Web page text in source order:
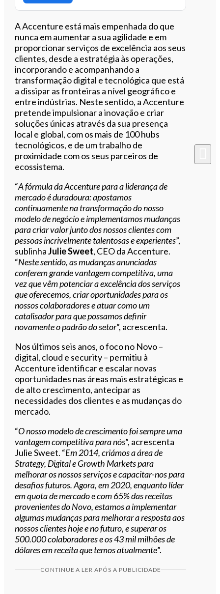
A Accenture está mais empenhada do que
nunca em aumentar a sua agilidade e em
proporcionar serviços de excelência aos seus
clientes, desde a estratégia às operações,
incorporando e acompanhando a
transformação digital e tecnológica que está
a dissipar as fronteiras a nível geográfico e
entre indústrias. Neste sentido, a Accenture
pretende impulsionar a inovação e criar
soluções únicas através da sua presença
local e global, com os mais de 100 hubs
tecnológicos, e de um trabalho de
proximidade com os seus parceiros de
ecossistema.
“A fórmula da Accenture para a liderança de
mercado é duradoura: apostamos
continuamente na transformação do nosso
modelo de negócio e implementamos mudanças
para criar valor junto dos nossos clientes com
pessoas incrivelmente talentosas e experientes”,
sublinhaJulie Sweet, CEO da Accenture.
“Neste sentido, as mudanças anunciadas
conferem grande vantagem competitiva, uma
vez que vêm potenciar a excelência dos serviços
que oferecemos, criar oportunidades para os
nossos colaboradores e atuar como um
catalisador para que possamos definir
novamente o padrão do setor”, acrescenta.
Nos últimos seis anos, o foco no Novo –
digital, cloud e security – permitiu à
Accenture identificar e escalar novas
oportunidades nas áreas mais estratégicas e
de alto crescimento, antecipar as
necessidades dos clientes e as mudanças do
mercado.
“O nosso modelo de crescimento foi sempre uma
vantagem competitiva para nós”, acrescenta
Julie Sweet. “Em 2014, criámos a área de
Strategy, Digital e Growth Markets para
melhorar os nossos serviços e capacitar-nos para
desafios futuros. Agora, em 2020, enquanto líder
em quota de mercado e com 65% das receitas
provenientes do Novo, estamos a implementar
algumas mudanças para melhorar a resposta aos
nossos clientes hoje e no futuro, e superar os
500.000 colaboradores e os 43 mil milhões de
dólares em receita que temos atualmente”.
CONTINUE A LER APÓS A PUBLICIDADE